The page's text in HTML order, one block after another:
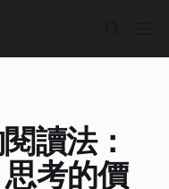
讀法：
考的價